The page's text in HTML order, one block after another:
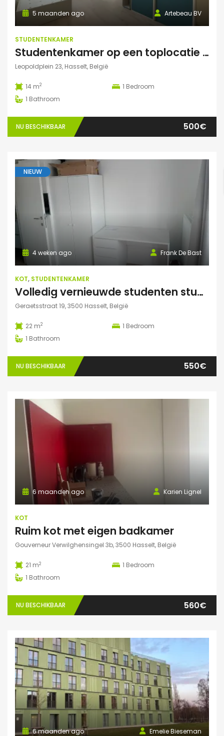
Artebeau BV
5 maanden ago
STUDENTENKAMER
Studentenkamer op een toplocatie te Hasselt
Leopoldplein 23, Hasselt, België
14 m2 1 Bedroom
1 Bathroom
NU BESCHIKBAAR 500€
NIEUW
Frank De Bast
4 weken ago
KOT, STUDENTENKAMER
Volledig vernieuwde studenten studio te huur
Geraetsstraat 19, 3500 Hasselt, België
22 m2 1 Bedroom
1 Bathroom
NU BESCHIKBAAR 550€
Karien Lignel
6 maanden ago
KOT
Ruim kot met eigen badkamer
Gouverneur Verwilghensingel 3b, 3500 Hasselt, België
21 m2 1 Bedroom
1 Bathroom
NU BESCHIKBAAR 560€
Emelie Bieseman
6 maanden ago